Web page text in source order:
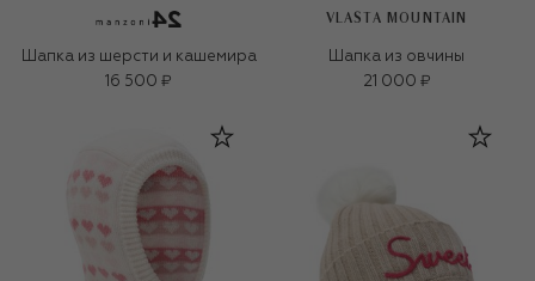
Шапка из шерсти и кашемира
16 500 ₽
VLASTA MOUNTAIN
Шапка из овчины
21 000 ₽